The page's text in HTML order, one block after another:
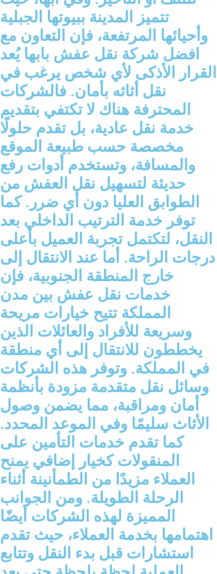
تتميز المدينة ببيوتها الجبلية
وأحيائها المرتفعة، فإن التعاون مع
افضل شركة نقل عفش بابها يُعد
القرار الأذكى لأي شخص يرغب في
نقل أثاثه بأمان. فالشركات
المحترفة هناك لا تكتفي بتقديم
خدمة نقل عادية، بل تقدم حلولًا
مخصصة حسب طبيعة الموقع
والمسافة، وتستخدم أدوات رفع
حديثة لتسهيل نقل العفش من
الطوابق العليا دون أي ضرر. كما
توفر خدمة الترتيب الداخلي بعد
النقل، لتكتمل تجربة العميل بأعلى
درجات الراحة. أما عند الانتقال إلى
خارج المنطقة الجنوبية، فإن
خدمات نقل عفش بين مدن
المملكة تتيح خيارات مريحة
وسريعة للأفراد والعائلات الذين
يخططون للانتقال إلى أي منطقة
في المملكة. وتوفر هذه الشركات
وسائل نقل متقدمة مزودة بأنظمة
أمان ومراقبة، مما يضمن وصول
الأثاث سليمًا وفي الموعد المحدد.
كما تقدم خدمات التأمين على
المنقولات كخيار إضافي يمنح
العملاء مزيدًا من الطمأنينة أثناء
الرحلة الطويلة. ومن الجوانب
المميزة لهذه الشركات أيضًا
اهتمامها بخدمة العملاء، حيث تقدم
استشارات قبل بدء النقل وتتابع